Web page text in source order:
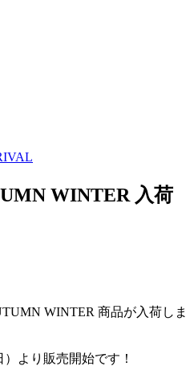
WINTER 入荷
WINTER 商品が入荷しま
より販売開始です！